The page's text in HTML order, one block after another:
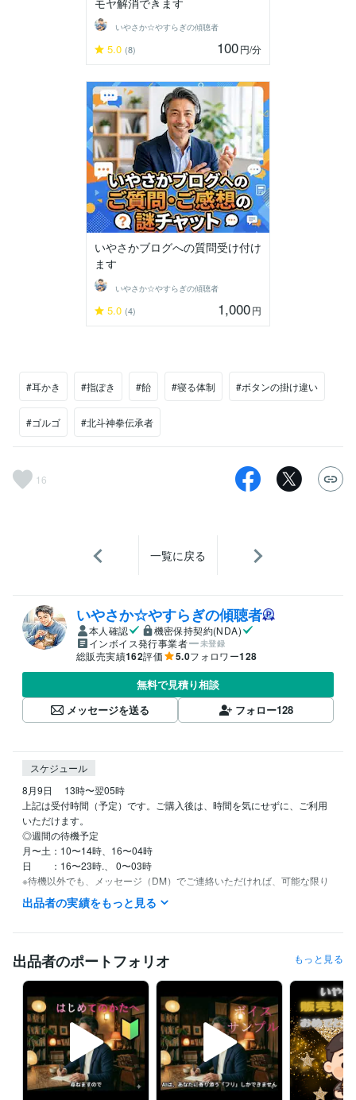
モヤ解消できます
いやさか☆やすらぎの傾聴者
5.0 (8) 100円/分
いやさかブログへの質問受け付け
ます
いやさか☆やすらぎの傾聴者
5.0 (4) 1,000円
#耳かき #指ぽき #飴 #寝る体制 #ボタンの掛け違い
#ゴルゴ #北斗神拳伝承者
16
一覧に戻る
いやさか☆やすらぎの傾聴者
本人確認
機密保持契約(NDA)
インボイス発行事業者
未登録
総販売実績162評価 5.0フォロワー128
無料で見積り相談
メッセージを送る
フォロー128
スケジュール
8月9日 　13時〜翌05時
上記は受付時間（予定）です。ご購入後は、時間を気にせずに、ご利用
いただけます。
◎週間の待機予定
月〜土：10〜14時、16〜04時
日　　：16〜23時.、 0〜03時
※待機以外でも、メッセージ（DM）でご連絡いただければ、可能な限り
対応いたします。
※集中チャットの対応中は、待機予定であっても、離席にしております。
◆問い合わせ、メッセージ(DM)は、いつでも受け付けしております。
(必ず確認しますが、返信にお時間がかかる場合もございます。ご了承く
ださい。)
☆待機時間のリクエストなどありましたら、 メッセージをお送りくださ
い。可能な限り対応いたします。
ご連絡お待ちしております。
※8月
出品者の実績をもっと見る
出品者のポートフォリオ もっと見る